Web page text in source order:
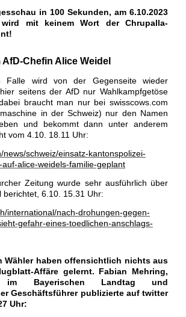
in 100 Sekunden, am 6.10.2023
mit keinem Wort der Chrupalla-
Chefin Alice Weidel
Falle wird von der Gegenseite wieder
seitens der AfD nur Wahlkampfgetöse
braucht man nur bei swisscows.com
in der Schweiz) nur den Namen
und bekommt dann unter anderem
vom 4.10. 18.11 Uhr:
news/schweiz/einsatz-kantonspolizei-
alice-weidels-familie-geplant
Zeitung wurde sehr ausführlich über
berichtet, 6.10. 15.31 Uhr:
international/nach-drohungen-gegen-
gefahr-eines-toedlichen-anschlags-
Wähler haben offensichtlich nichts aus
Affäre gelernt. Fabian Mehring,
im Bayerischen Landtag und
Geschäftsführer publizierte auf twitter
Uhr: